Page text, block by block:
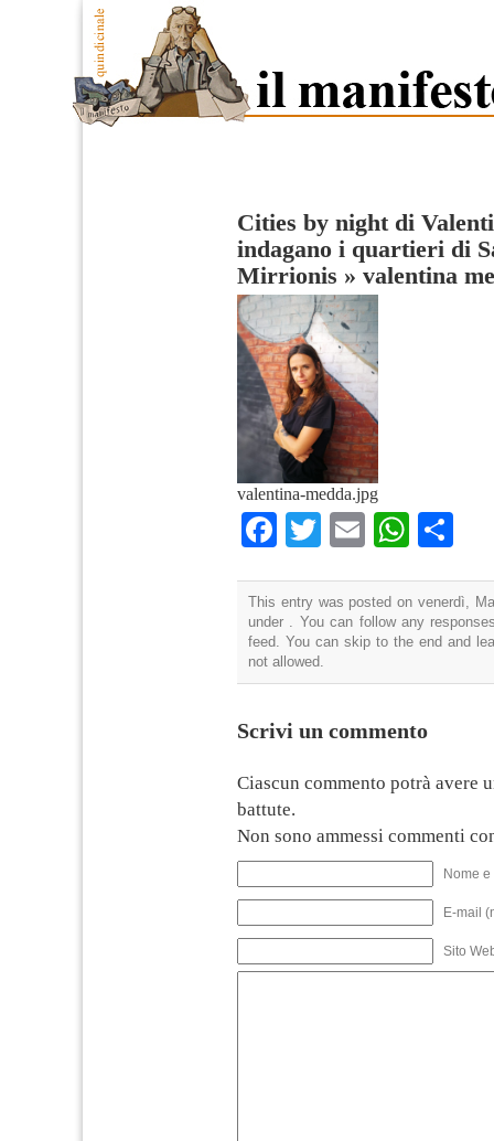
Cities by night di
indagano i quartieri di
Mirrionis » valentina
valentina-medda.jpg
Facebook
TwitterEmail
This entry was posted on venerdì,
under . You can follow any
feed. You can skip to the end and
not allowed.
Scrivi un commento
Ciascun commento potrà avere
battute.
Non sono ammessi commenti
Nome
E-mail
Sito